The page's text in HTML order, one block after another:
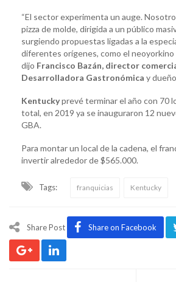
“El sector experimenta un auge.
pizza de molde, dirigida a un público
surgiendo propuestas ligadas a la
diferentes orígenes, como el neoyorkino
dijo Francisco Bazán, director
Desarrolladora Gastronómica y
Kentuckyprevé terminar el año con 70
total, en 2019 ya se inauguraron 12
GBA.
Para montar un local de la cadena, el
invertir alrededor de $565.000.
Tags: franquicias Kentucky
Share Post Share on Facebook